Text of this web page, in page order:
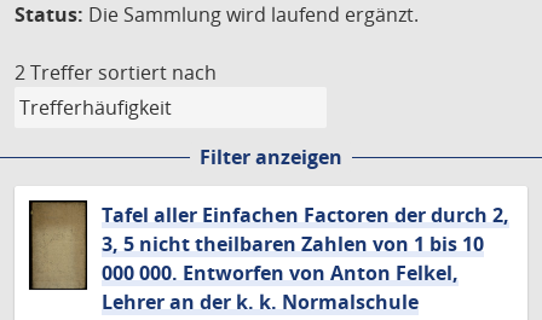
Status: Die Sammlung wird laufend ergänzt.
2 Treffer sortiert nach
Filter anzeigen
Tafel aller Einfachen Factoren der durch 2,
3, 5 nicht theilbaren Zahlen von 1 bis 10
000 000. Entworfen von Anton Felkel,
Lehrer an der k. k. Normalschule